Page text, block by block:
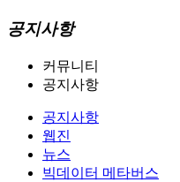
공지사항
커뮤니티
공지사항
공지사항
웹진
뉴스
빅데이터 메타버스